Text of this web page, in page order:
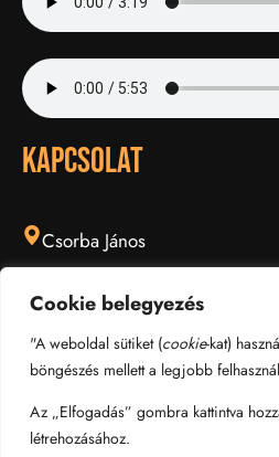
Cookie belegyezés
"A weboldal sütiket (cookie-kat)
böngészés mellett a legjobb
Az „Elfogadás” gombra kattintva
létrehozásához.
KAPCSOLAT
Csorba János
0620 981 7988
friendsbigband@gmail.com